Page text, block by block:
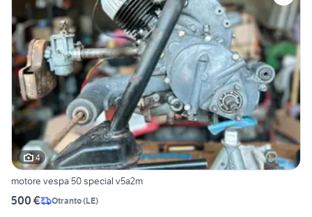
4
motore vespa 50 special v5a2m
500 € Otranto(LE)